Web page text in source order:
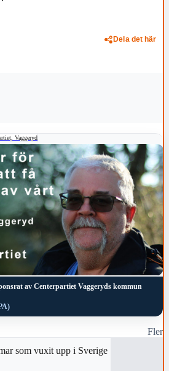
Dela det här
Vaggeryd
av Centerpartiet Vaggeryds kommun
Fler
som vuxit upp i Sverige